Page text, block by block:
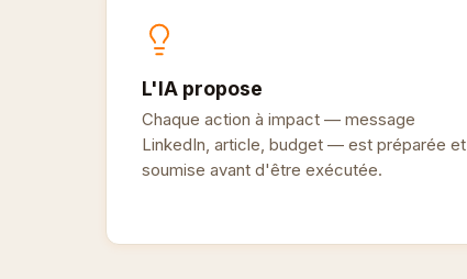
L'IA propose
Chaque action à impact — message
LinkedIn, article, budget — est préparée et
soumise avant d'être exécutée.